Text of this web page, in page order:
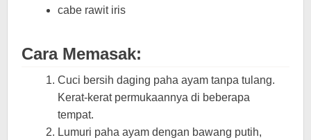
cabe rawit iris
Cara Memasak:
Cuci bersih daging paha ayam tanpa tulang.
Kerat-kerat permukaannya di beberapa
tempat.
Lumuri paha ayam dengan bawang putih,